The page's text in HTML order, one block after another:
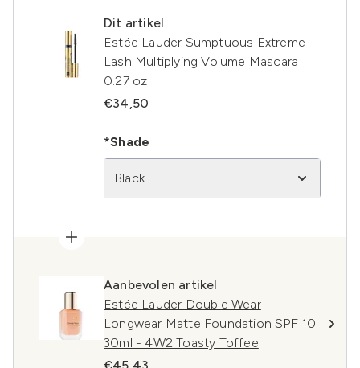
Dit artikel
Estée Lauder Sumptuous Extreme
Lash Multiplying Volume Mascara
0.27 oz
€34,50
*Shade
Black
Aanbevolen artikel
Estée Lauder Double Wear
Longwear Matte Foundation SPF 10
30ml - 4W2 Toasty Toffee